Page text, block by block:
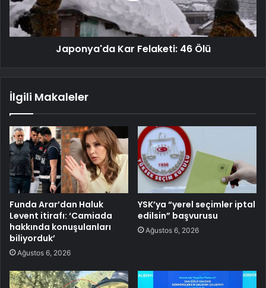
Japonya'da Kar Felaketi: 46 Ölü
İlgili Makaleler
Funda Arar’dan Haluk
Levent itirafı: ‘Camiada
hakkında konuşulanları
biliyorduk’
Ağustos 6, 2026
YSK’ya “yerel seçimler iptal
edilsin” başvurusu
Ağustos 6, 2026